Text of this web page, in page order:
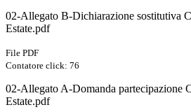
02-Allegato B-Dichiarazione sostitutiva
Estate.pdf
File PDF
Contatore click: 76
02-Allegato A-Domanda partecipazione
Estate.pdf